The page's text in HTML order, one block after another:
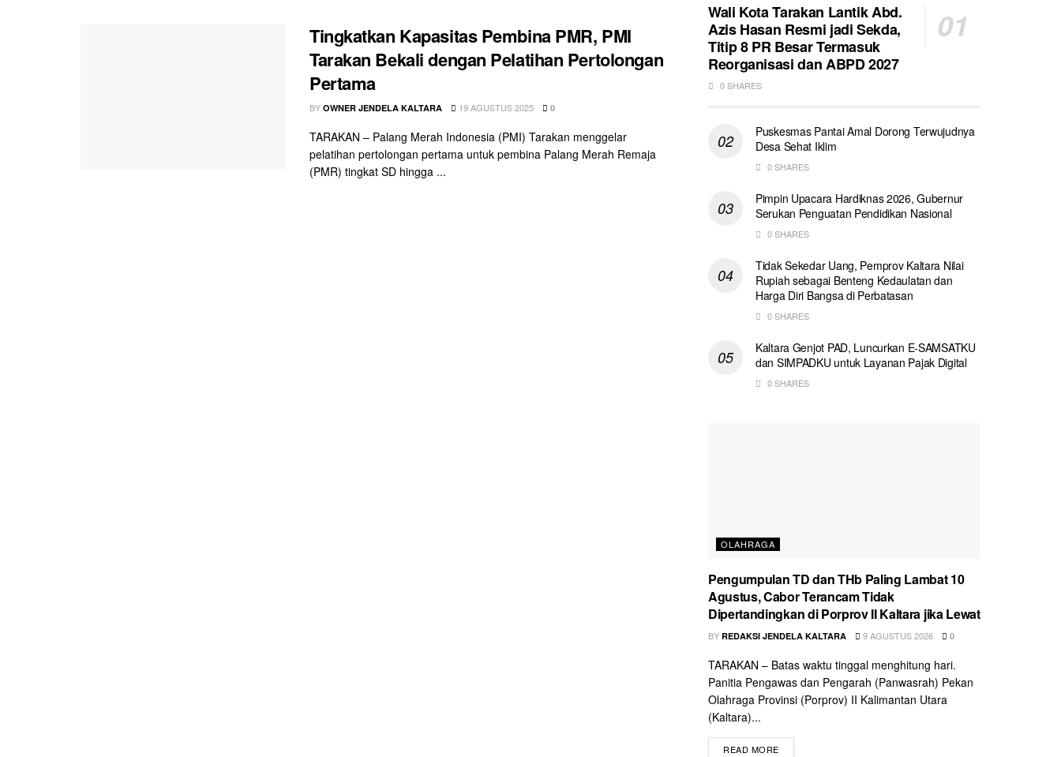
Tingkatkan Kapasitas Pembina PMR, PMI
Tarakan Bekali dengan Pelatihan Pertolongan
Pertama
BY OWNER JENDELA KALTARA 19 AGUSTUS 2025 0
TARAKAN – Palang Merah Indonesia (PMI) Tarakan menggelar
pelatihan pertolongan pertama untuk pembina Palang Merah Remaja
(PMR) tingkat SD hingga ...
Wali Kota Tarakan Lantik Abd.
Azis Hasan Resmi jadi Sekda,
Titip 8 PR Besar Termasuk
Reorganisasi dan ABPD 2027
0 SHARES
Puskesmas Pantai Amal Dorong Terwujudnya
Desa Sehat Iklim
0 SHARES
Pimpin Upacara Hardiknas 2026, Gubernur
Serukan Penguatan Pendidikan Nasional
0 SHARES
Tidak Sekedar Uang, Pemprov Kaltara Nilai
Rupiah sebagai Benteng Kedaulatan dan
Harga Diri Bangsa di Perbatasan
0 SHARES
Kaltara Genjot PAD, Luncurkan E-SAMSATKU
dan SIMPADKU untuk Layanan Pajak Digital
0 SHARES
OLAHRAGA
Pengumpulan TD dan THb Paling Lambat 10
Agustus, Cabor Terancam Tidak
Dipertandingkan di Porprov II Kaltara jika Lewat
BY REDAKSI JENDELA KALTARA 9 AGUSTUS 2026 0
TARAKAN – Batas waktu tinggal menghitung hari.
Panitia Pengawas dan Pengarah (Panwasrah) Pekan
Olahraga Provinsi (Porprov) II Kalimantan Utara
(Kaltara)...
READ MORE